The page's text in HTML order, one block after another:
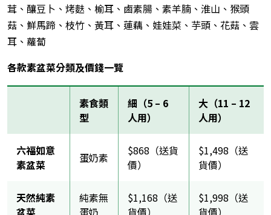
茸、釀豆卜、烤麩、榆耳、鹵素腸、素羊腩、淮山、猴頭
菇、鮮馬蹄、枝竹、黃耳、蓮藕、娃娃菜、芋頭、花菇、雲
耳、蘿蔔
各款素盆菜分類及價錢一覽
素食類
型
細（5 – 6
人用）
大（11 – 12
人用）
六福如意
素盆菜
蛋奶素
$868（送貨
價）
$1,498（送
貨價）
天然純素
盆菜
純素無
蛋奶
$1,168（送
貨價）
$1,998（送
貨價）